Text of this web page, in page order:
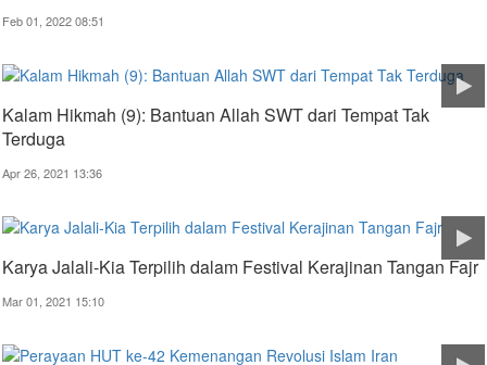
Feb 01, 2022 08:51
Kalam Hikmah (9): Bantuan Allah SWT dari Tempat Tak
Terduga
Apr 26, 2021 13:36
Karya Jalali-Kia Terpilih dalam Festival Kerajinan Tangan Fajr
Mar 01, 2021 15:10